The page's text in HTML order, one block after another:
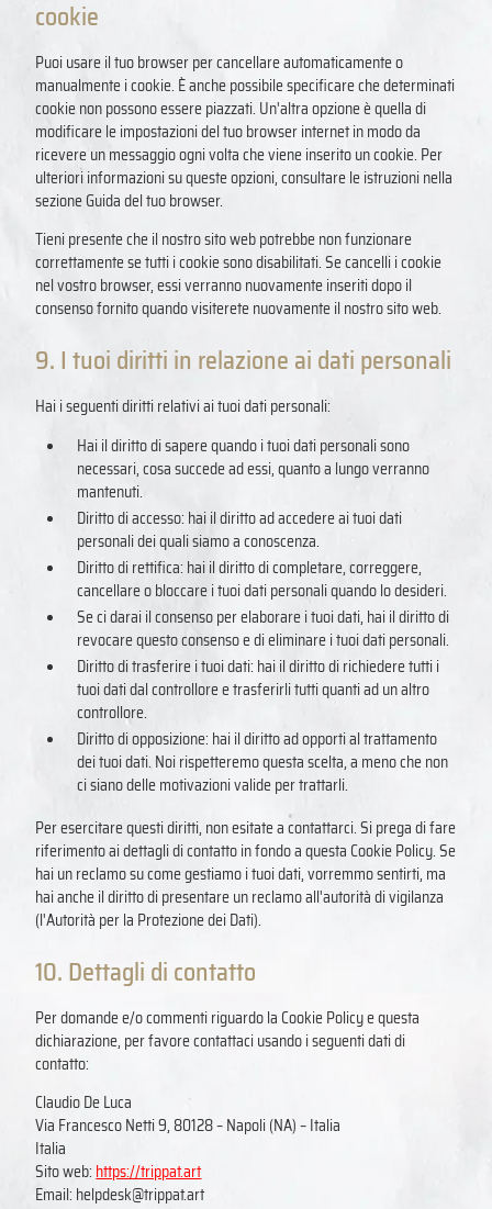
cookie
Puoi usare il tuo browser per cancellare automaticamente o
manualmente i cookie. È anche possibile specificare che determinati
cookie non possono essere piazzati. Un'altra opzione è quella di
modificare le impostazioni del tuo browser internet in modo da
ricevere un messaggio ogni volta che viene inserito un cookie. Per
ulteriori informazioni su queste opzioni, consultare le istruzioni nella
sezione Guida del tuo browser.
Tieni presente che il nostro sito web potrebbe non funzionare
correttamente se tutti i cookie sono disabilitati. Se cancelli i cookie
nel vostro browser, essi verranno nuovamente inseriti dopo il
consenso fornito quando visiterete nuovamente il nostro sito web.
9. I tuoi diritti in relazione ai dati personali
Hai i seguenti diritti relativi ai tuoi dati personali:
Hai il diritto di sapere quando i tuoi dati personali sono
necessari, cosa succede ad essi, quanto a lungo verranno
mantenuti.
Diritto di accesso: hai il diritto ad accedere ai tuoi dati
personali dei quali siamo a conoscenza.
Diritto di rettifica: hai il diritto di completare, correggere,
cancellare o bloccare i tuoi dati personali quando lo desideri.
Se ci darai il consenso per elaborare i tuoi dati, hai il diritto di
revocare questo consenso e di eliminare i tuoi dati personali.
Diritto di trasferire i tuoi dati: hai il diritto di richiedere tutti i
tuoi dati dal controllore e trasferirli tutti quanti ad un altro
controllore.
Diritto di opposizione: hai il diritto ad opporti al trattamento
dei tuoi dati. Noi rispetteremo questa scelta, a meno che non
ci siano delle motivazioni valide per trattarli.
Per esercitare questi diritti, non esitate a contattarci. Si prega di fare
riferimento ai dettagli di contatto in fondo a questa Cookie Policy. Se
hai un reclamo su come gestiamo i tuoi dati, vorremmo sentirti, ma
hai anche il diritto di presentare un reclamo all'autorità di vigilanza
(l'Autorità per la Protezione dei Dati).
10. Dettagli di contatto
Per domande e/o commenti riguardo la Cookie Policy e questa
dichiarazione, per favore contattaci usando i seguenti dati di
contatto:
Claudio De Luca
Via Francesco Netti 9, 80128 – Napoli (NA) – Italia
Italia
Sito web: https://trippat.art
Email: helpdesk@trippat.art